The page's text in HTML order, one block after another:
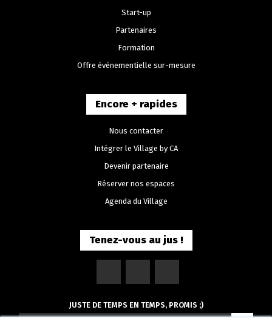
Start-up
Partenaires
Formation
Offre événementielle sur-mesure
Encore + rapides
Nous contacter
Intégrer le Village by CA
Devenir partenaire
Réserver nos espaces
Agenda du Village
Tenez-vous au jus !
JUSTE DE TEMPS EN TEMPS, PROMIS ;)